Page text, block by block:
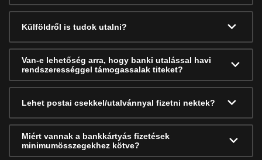
Külföldről is tudok utalni?
Van-e lehetőség arra, hogy banki utalással havi
rendszerességgel támogassalak titeket?
Lehet postai csekkel/utalvánnyal fizetni nektek?
Miért vannak a bankkártyás fizetések
minimumösszegekhez kötve?